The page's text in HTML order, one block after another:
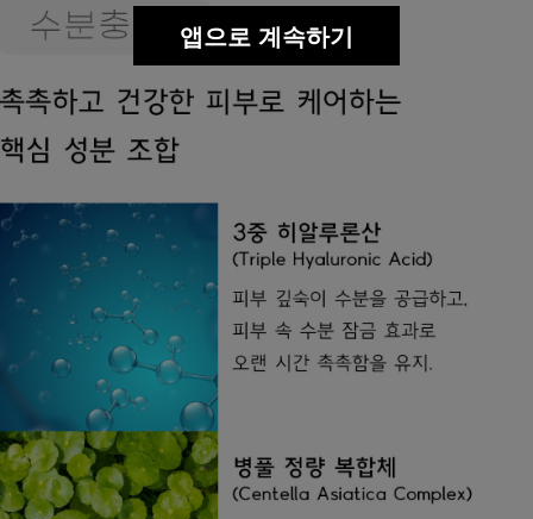
앱으로 계속하기